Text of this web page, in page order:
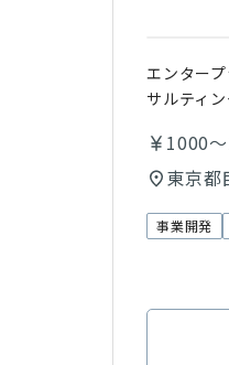
エンター
サルティ
1000
東京都
事業開発